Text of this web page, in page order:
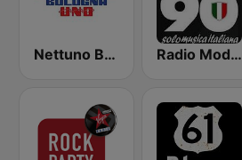
Nettuno Bologna Uno Radio Modena 90